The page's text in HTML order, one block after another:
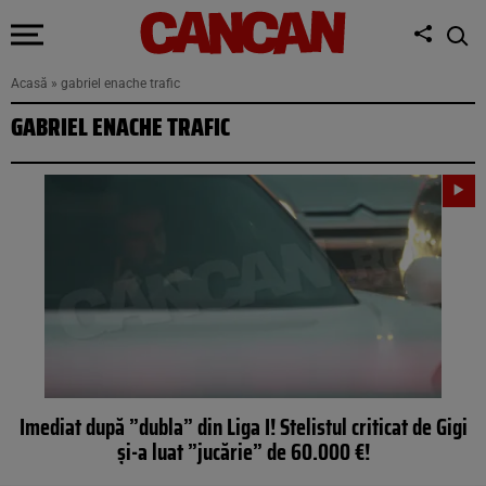
Acasă » gabriel enache trafic
GABRIEL ENACHE TRAFIC
Imediat după ”dubla” din Liga I! Stelistul criticat de Gigi
şi-a luat ”jucărie” de 60.000 €!